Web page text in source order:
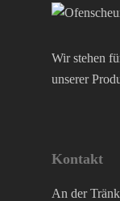
Wir stehen
unserer
Kontakt
An der